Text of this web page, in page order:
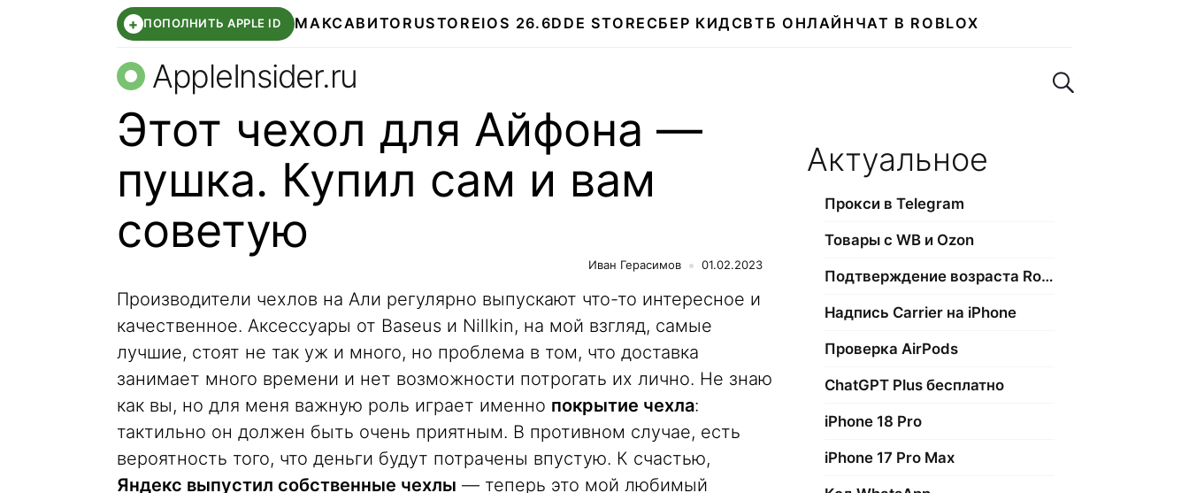
+ ПОПОЛНИТЬ APPLE ID МАКСАВИТО RUSTOREIOS 26.6DDE STORE СБЕР КИДСВТБ ОНЛАЙН ЧАТ В ROBLOX
AppleInsider.ru Поиск по сайту
Этот чехол для Айфона —
пушка. Купил сам и вам
советую
Иван Герасимов 01.02.2023
Производители чехлов на Али регулярно выпускают что-то интересное и
качественное. Аксессуары от Baseus и Nillkin, на мой взгляд, самые
лучшие, стоят не так уж и много, но проблема в том, что доставка
занимает много времени и нет возможности потрогать их лично. Не знаю
как вы, но для меня важную роль играет именно покрытие чехла:
тактильно он должен быть очень приятным. В противном случае, есть
вероятность того, что деньги будут потрачены впустую. К счастью,
Яндекс выпустил собственные чехлы — теперь это мой любимый
Актуальное
Прокси в Telegram
Товары с WB и Ozon
Подтверждение возраста Roblox
Надпись Carrier на iPhone
Проверка AirPods
ChatGPT Plus бесплатно
iPhone 18 Pro
iPhone 17 Pro Max